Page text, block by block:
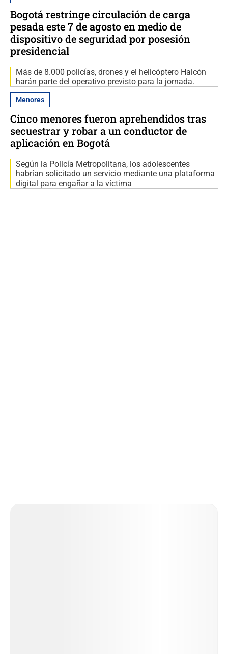
Bogotá restringe circulación de carga
pesada este 7 de agosto en medio de
dispositivo de seguridad por posesión
presidencial
Más de 8.000 policías, drones y el helicóptero Halcón
harán parte del operativo previsto para la jornada.
Menores
Cinco menores fueron aprehendidos tras
secuestrar y robar a un conductor de
aplicación en Bogotá
Según la Policía Metropolitana, los adolescentes
habrían solicitado un servicio mediante una plataforma
digital para engañar a la víctima